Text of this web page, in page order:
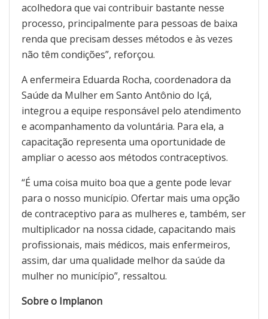
acolhedora que vai contribuir bastante nesse
processo, principalmente para pessoas de baixa
renda que precisam desses métodos e às vezes
não têm condições”, reforçou.
A enfermeira Eduarda Rocha, coordenadora da
Saúde da Mulher em Santo Antônio do Içá,
integrou a equipe responsável pelo atendimento
e acompanhamento da voluntária. Para ela, a
capacitação representa uma oportunidade de
ampliar o acesso aos métodos contraceptivos.
“É uma coisa muito boa que a gente pode levar
para o nosso município. Ofertar mais uma opção
de contraceptivo para as mulheres e, também, ser
multiplicador na nossa cidade, capacitando mais
profissionais, mais médicos, mais enfermeiros,
assim, dar uma qualidade melhor da saúde da
mulher no município”, ressaltou.
Sobre o Implanon